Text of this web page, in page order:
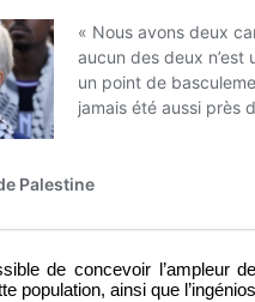
de concevoir l’ampleur
population, ainsi que